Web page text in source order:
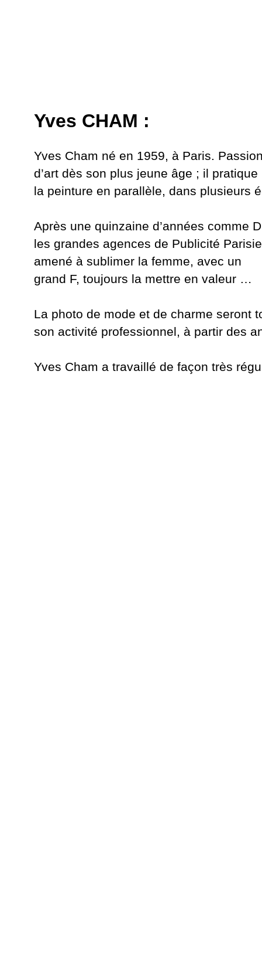
Yves CHAM :
Yves Cham né en 1959, à Paris.
d’art dès son plus jeune âge ; il
la peinture en parallèle, dans plusieurs
Après une quinzaine d’années comme
les grandes agences de Publicité
amené à sublimer la femme, avec un
grand F, toujours la mettre en valeur …
La photo de mode et de charme seront
son activité professionnel, à partir des
Yves Cham a travaillé de façon très